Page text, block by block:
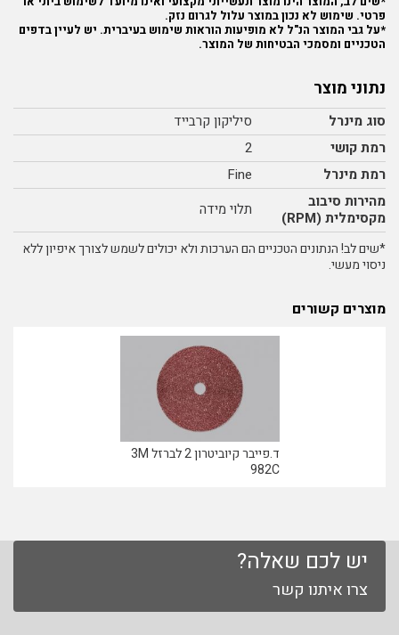
פרטי. שימוש לא נכון במוצר עלול לגרום נזק.
*על גבי המוצר הנ"ל לא מופיעות הוראות שימוש בעיברית. יש לעיין בדפים
הטכניים ומסמכי הבטיחות של המוצר.
נתוני מוצר
סוג מינרל
סיליקון קרבייד
רמת קושי
2
רמת מינרל
Fine
מהירות סיבוב
מקסימלית (RPM)
תלוי מידה
*שים לב! הנתונים הטכניים הם הערכות ולא יכולים לשמש לצורך איפיון ללא
ניסוי מעשי.
מוצרים קשורים
ד.פייבר קיוביטרון 2 לברזל 3M
982C
יש לכם שאלה?
צרו איתנו קשר